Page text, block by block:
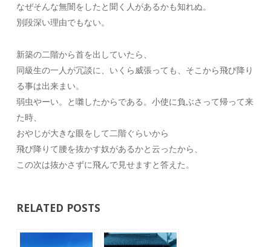
なぜそんな無闇をしたと聞く人があるかも知れぬ。
別段深い理由でもない。
新築の二階から首を出していたら、
同級生の一人が冗談に、いくら威張っても、そこから飛び降り
る事は出来まい。
弱虫やーい。と囃したからである。小使に負ぶさって帰って来
た時、
おやじが大きな眼をして二階ぐらいから
飛び降りて腰を抜かす奴があるかと云ったから、
この次は抜かさずに飛んで見せますと答えた。
RELATED POSTS